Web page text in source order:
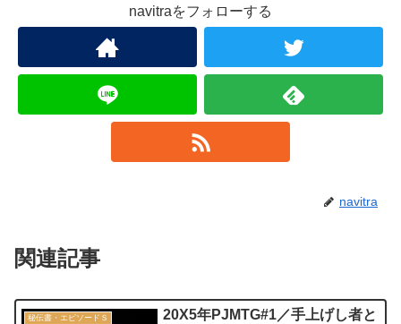
navitraをフォローする
navitra
関連記事
秘伝書・エピソードＳ
20X5年PJMTG#1／手上げし者と